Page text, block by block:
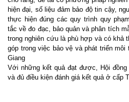
hiện đại, số liệu đảm bảo độ tin cậy,
thực hiện đúng các quy trình quy
tắc về đo đạc, bảo quản và phân tích
trong nghiên cứu là phù hợp và có khả
góp trong việc bảo vệ và phát triển
Giang
Với những kết quả đạt được, Hội
và đủ điều kiện đánh giá kết quả ở cấp